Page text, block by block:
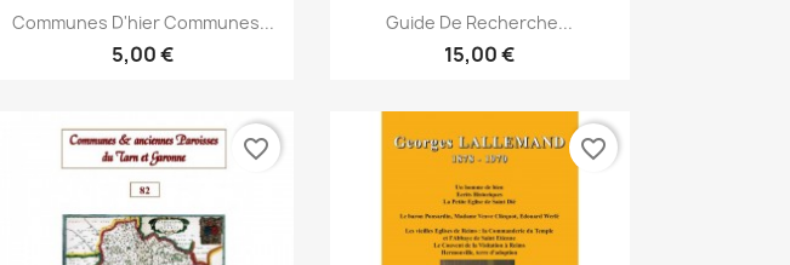
Anteprima
Communes D'hier Communes...
5,00 €
Anteprima
Guide De Recherche...
15,00 €
favorite_border favorite_border